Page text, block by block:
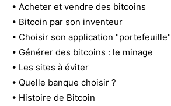
• Acheter et vendre des bitcoins
• Bitcoin par son inventeur
• Choisir son application "portefeuille"
• Générer des bitcoins : le minage
• Les sites à éviter
• Quelle banque choisir ?
• Histoire de Bitcoin